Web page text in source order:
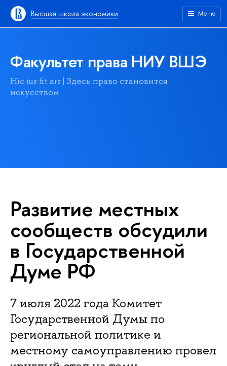
Высшая школа экономики Меню
Факультет права НИУ ВШЭ
Hic ius fit ars | Здесь право становится
искусством
Развитие местных
сообществ обсудили
в Государственной
Думе РФ
7 июля 2022 года Комитет
Государственной Думы по
региональной политике и
местному самоуправлению провел